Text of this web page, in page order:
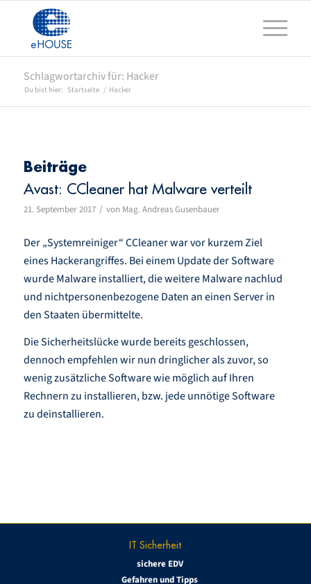
Schlagwortarchiv für: Hacker
Du bist hier: Startseite / Hacker
Beiträge
Avast: CCleaner hat Malware verteilt
21. September 2017 / von Mag. Andreas Gusenbauer
Der „Systemreiniger“ CCleaner war vor kurzem Ziel
eines Hackerangriffes. Bei einem Update der Software
wurde Malware installiert, die weitere Malware nachlud
und nichtpersonenbezogene Daten an einen Server in
den Staaten übermittelte.
Die Sicherheitslücke wurde bereits geschlossen,
dennoch empfehlen wir nun dringlicher als zuvor, so
wenig zusätzliche Software wie möglich auf Ihren
Rechnern zu installieren, bzw. jede unnötige Software
zu deinstallieren.
IT Sicherheit
sichere EDV
Gefahren und Tipps